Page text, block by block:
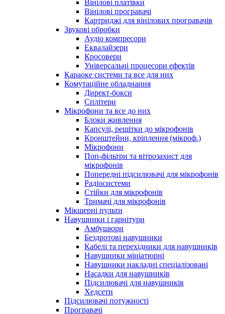
Вінілові платівки
Вінілові програвачі
Картриджі для вінілових програвачів
Звукові обробки
Аудіо компресори
Еквалайзери
Кросовери
Універсальні процесори ефектів
Караоке системи та все для них
Комутаційне обладнання
Директ-бокси
Сплітери
Мікрофони та все до них
Блоки живлення
Капсулі, решітки до мікрофонів
Кронштейни, кріплення (мікроф.)
Мікрофони
Поп-фільтри та вітрозахист для
мікрофонів
Попередні підсилювачі для мікрофонів
Радіосистеми
Стійки для мікрофонів
Тримачі для мікрофонів
Мікшерні пульти
Навушники і гарнітури
Амбушюри
Бездротові навушники
Кабелі та перехідники для навушників
Навушники мініатюрні
Навушники накладні спеціалізовані
Насадки для навушників
Підсилювачі для навушників
Хедсети
Підсилювачі потужності
Програвачі